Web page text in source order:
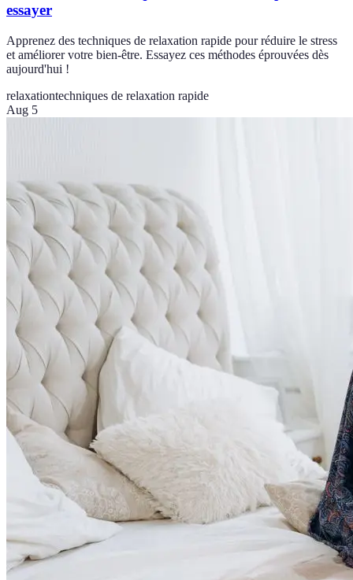
essayer
Apprenez des techniques de relaxation rapide pour réduire le stress
et améliorer votre bien-être. Essayez ces méthodes éprouvées dès
aujourd'hui !
relaxationtechniques de relaxation rapide
Aug 5